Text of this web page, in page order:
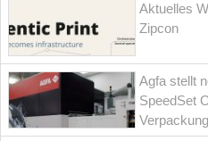
Aktuelles
Zipcon
Agfa stellt
SpeedSet